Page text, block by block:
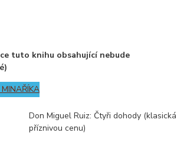
tuto knihu obsahující nebude
Don Miguel Ruiz: Čtyři dohody
příznivou cenu)